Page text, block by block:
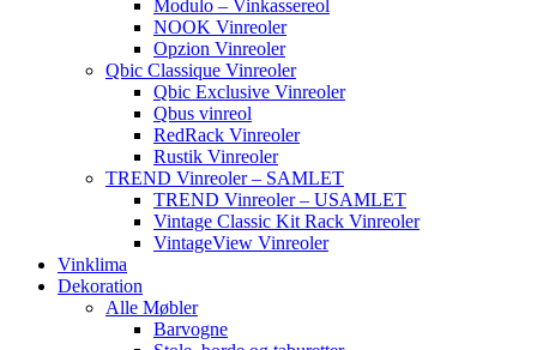
Modulo – Vinkassereol
NOOK Vinreoler
Opzion Vinreoler
Qbic Classique Vinreoler
Qbic Exclusive Vinreoler
Qbus vinreol
RedRack Vinreoler
Rustik Vinreoler
TREND Vinreoler – SAMLET
TREND Vinreoler – USAMLET
Vintage Classic Kit Rack Vinreoler
VintageView Vinreoler
Vinklima
Dekoration
Alle Møbler
Barvogne